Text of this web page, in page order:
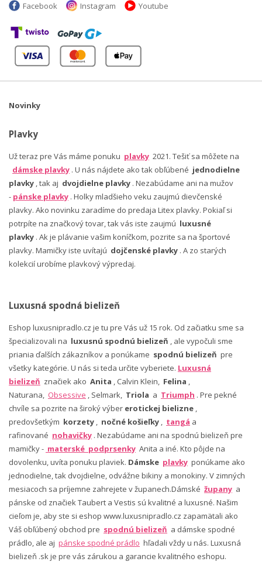
Facebook Instagram Youtube
Novinky
Plavky
Už teraz pre Vás máme ponuku plavky 2021. Tešiť sa môžete na
dámske plavky . U nás nájdete ako tak obľúbené jednodielne
plavky , tak aj dvojdielne plavky . Nezabúdame ani na mužov
- pánske plavky . Holky mladšieho veku zaujmú dievčenské
plavky. Ako novinku zaradíme do predaja Litex plavky. Pokiaľ si
potrpíte na značkový tovar, tak vás iste zaujmú luxusné
plavky . Ak je plávanie vašim koníčkom, pozrite sa na športové
plavky. Mamičky iste uvítajú dojčenské plavky . A zo starých
kolekcií urobíme plavkový výpredaj.
Luxusná spodná bielizeň
Eshop luxusnipradlo.cz je tu pre Vás už 15 rok. Od začiatku sme sa
špecializovali na luxusnú spodnú bielizeň , ale vypočuli sme
priania ďalších zákazníkov a ponúkame spodnú bielizeň pre
všetky kategórie. U nás si teda určite vyberiete. Luxusná
bielizeň značiek ako Anita , Calvin Klein, Felina ,
Naturana, Obsessive , Selmark, Triola a Triumph . Pre pekné
chvíle sa pozrite na široký výber erotickej bielizne ,
predovšetkým korzety , nočné košieľky , tangá a
rafinované nohavičky . Nezabúdame ani na spodnú bielizeň pre
mamičky - materské podprsenky Anita a iné. Kto pôjde na
dovolenku, uvíta ponuku plaviek. Dámske plavky ponúkame ako
jednodielne, tak dvojdielne, odvážne bikiny a monokiny. V zimných
mesiacoch sa príjemne zahrejete v županech.Dámské župany a
pánske od značiek Taubert a Vestis sú kvalitné a luxusné. Našim
cieľom je, aby ste si eshop www.luxusnipradlo.cz zapamätali ako
Váš obľúbený obchod pre spodnú bielizeň a dámske spodné
prádlo, ale aj pánske spodné prádlo hľadali vždy u nás. Luxusná
bielizeň .sk je pre vás zárukou a garancie kvalitného eshopu.